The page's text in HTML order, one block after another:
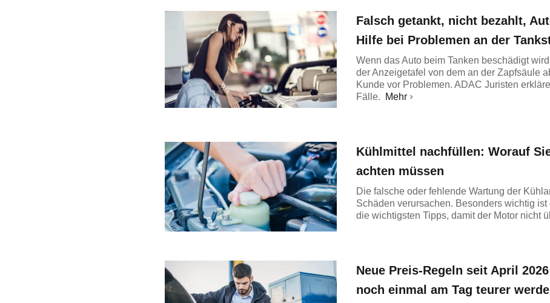
Falsch getankt, nicht bezahlt,
Hilfe bei Problemen an der
Wenn das Auto beim Tanken beschädigt
der Anzeigetafel von dem an der Zapfsäule
Kunde vor Problemen. ADAC Juristen
Fälle.
Mehr
Kühlmittel nachfüllen: Worauf
achten müssen
Die falsche oder fehlende Wartung der
Schäden verursachen. Besonders wichtig
die wichtigsten Tipps, damit der Motor nicht
Neue Preis-Regeln seit April
noch einmal am Tag teurer